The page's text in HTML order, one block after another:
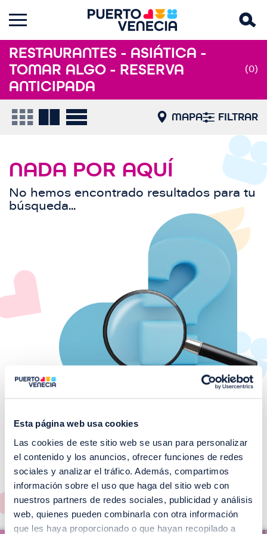
Esta página web usa cookies
Las cookies de este sitio web se usan para personalizar
el contenido y los anuncios, ofrecer funciones de redes
sociales y analizar el tráfico. Además, compartimos
información sobre el uso que haga del sitio web con
nuestros partners de redes sociales, publicidad y análisis
web, quienes pueden combinarla con otra información
que les haya proporcionado o que hayan recopilado a
RESTAURANTES - ASIÁTICA -
TOMAR ALGO - RESERVA
ANTICIPADA
(0)
MAPA FILTRAR
NADA POR AQUÍ
No hemos encontrado resultados para tu
búsqueda...
¡No te pierdas nuestros
EVENTOS!
Ver todos >